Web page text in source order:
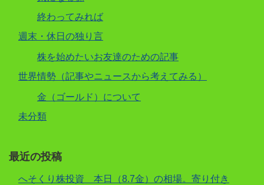
終わってみれば
週末・休日の独り言
株を始めたいお友達のための記事
世界情勢（記事やニュースから考えてみる）
金（ゴールド）について
未分類
最近の投稿
へそくり株投資 本日（8.7金）の相場。寄り付き